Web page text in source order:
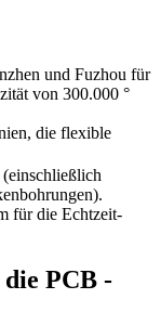
und Fuzhou für
von 300.000 °
die flexible
für die Echtzeit-
PCB -